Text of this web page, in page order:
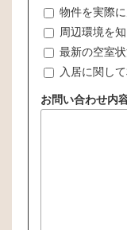
物件を実際
周辺環境を
最新の空室
入居に関し
お問い合わせ内